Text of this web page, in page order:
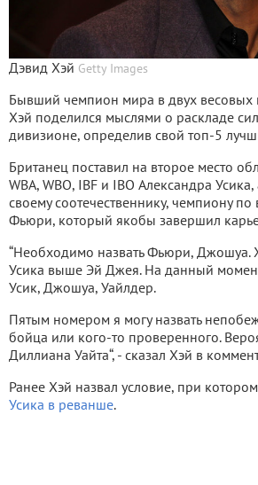
Дэвид Хэй Getty Images
Бывший чемпион мира в двух весовых
Хэй поделился мыслями о раскладе
дивизионе, определив свой топ-5
Британец поставил на второе место
WBA, WBO, IBF и IBO Александра
своему соотечественнику, чемпиону по
Фьюри, который якобы завершил
“Необходимо назвать Фьюри, Джошуа.
Усика выше Эй Джея. На данный
Усик, Джошуа, Уайлдер.
Пятым номером я могу назвать
бойца или кого-то проверенного.
Диллиана Уайта“, - сказал Хэй в
Ранее Хэй назвал условие, при котором
Усика в реванше.